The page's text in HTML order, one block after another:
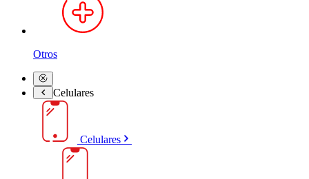
Otros
Celulares
Celulares